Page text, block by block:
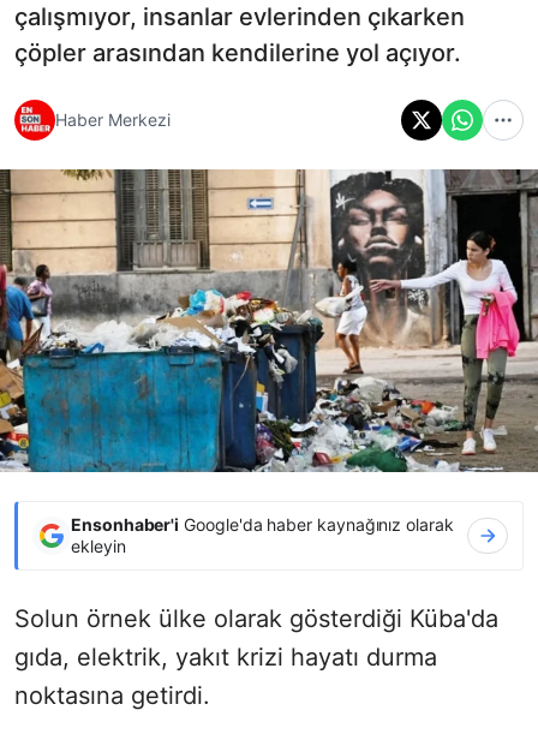
çalışmıyor, insanlar evlerinden çıkarken
çöpler arasından kendilerine yol açıyor.
Haber Merkezi
Ensonhaber'i Google'da haber kaynağınız olarak
ekleyin
Solun örnek ülke olarak gösterdiği Küba'da
gıda, elektrik, yakıt krizi hayatı durma
noktasına getirdi.